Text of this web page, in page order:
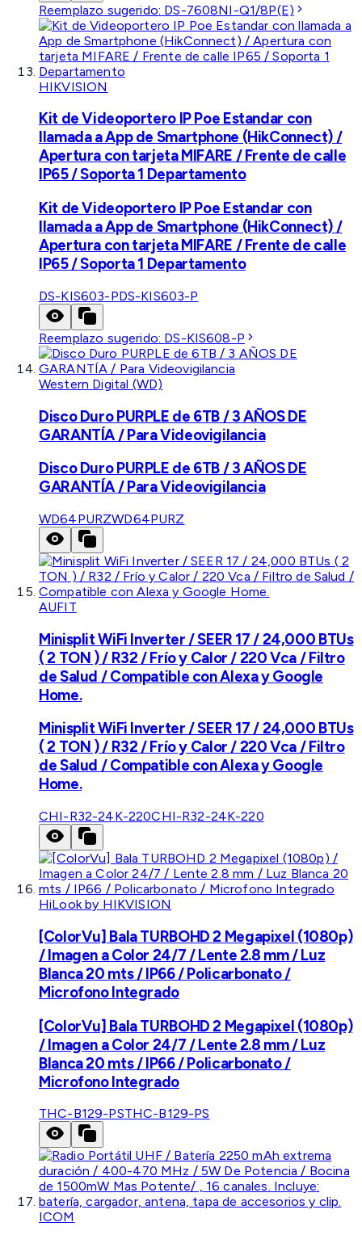
Reemplazo sugerido: DS-7608NI-Q1/8P(E)
HIKVISION
Kit de Videoportero IP Poe Estandar con
llamada a App de Smartphone (HikConnect) /
Apertura con tarjeta MIFARE / Frente de calle
IP65 / Soporta 1 Departamento
Kit de Videoportero IP Poe Estandar con
llamada a App de Smartphone (HikConnect) /
Apertura con tarjeta MIFARE / Frente de calle
IP65 / Soporta 1 Departamento
DS-KIS603-PDS-KIS603-P
Reemplazo sugerido: DS-KIS608-P
Western Digital (WD)
Disco Duro PURPLE de 6TB / 3 AÑOS DE
GARANTÍA / Para Videovigilancia
Disco Duro PURPLE de 6TB / 3 AÑOS DE
GARANTÍA / Para Videovigilancia
WD64PURZWD64PURZ
AUFIT
Minisplit WiFi Inverter / SEER 17 / 24,000 BTUs
( 2 TON ) / R32 / Frío y Calor / 220 Vca / Filtro
de Salud / Compatible con Alexa y Google
Home.
Minisplit WiFi Inverter / SEER 17 / 24,000 BTUs
( 2 TON ) / R32 / Frío y Calor / 220 Vca / Filtro
de Salud / Compatible con Alexa y Google
Home.
CHI-R32-24K-220CHI-R32-24K-220
HiLook by HIKVISION
[ColorVu] Bala TURBOHD 2 Megapixel (1080p)
/ Imagen a Color 24/7 / Lente 2.8 mm / Luz
Blanca 20 mts / IP66 / Policarbonato /
Microfono Integrado
[ColorVu] Bala TURBOHD 2 Megapixel (1080p)
/ Imagen a Color 24/7 / Lente 2.8 mm / Luz
Blanca 20 mts / IP66 / Policarbonato /
Microfono Integrado
THC-B129-PSTHC-B129-PS
ICOM